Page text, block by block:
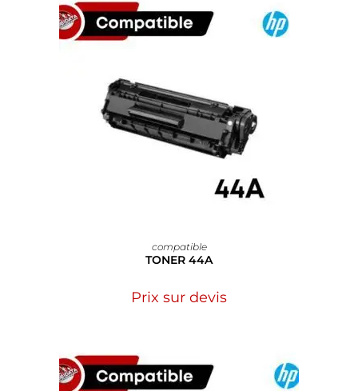
compatible
TONER 44A
Prix sur devis